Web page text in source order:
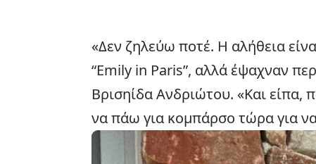
«Δεν ζηλεύω ποτέ. Η αλήθεια
“Emily in Paris”, αλλά έψαχναν
Βρισηίδα Ανδριώτου. «Και
να πάω για κομπάρσο τώρα για